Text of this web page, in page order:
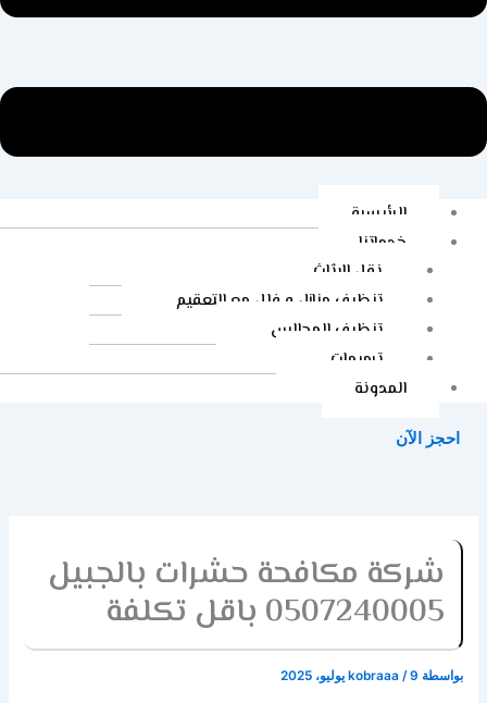
الرئيسية
خدماتنا
نقل الاثاث
تنظيف منازل و فلل مع التعقيم
تنظيف المجالس
ترميمات
المدونة
احجز الآن
شركة مكافحة حشرات بالجبيل
0507240005 باقل تكلفة
بواسطة kobraaa /9 يوليو، 2025